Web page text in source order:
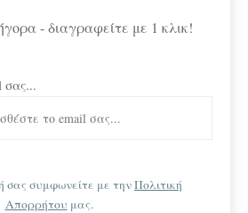
- διαγραφείτε με 1 κλικ!
σας...
συμφωνείτε με τηνΠολιτική
Απορρήτου μας.